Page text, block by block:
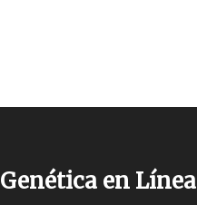
Genética en Línea